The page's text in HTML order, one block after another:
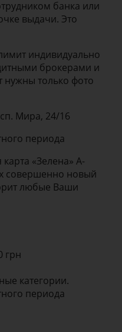
банка или
выдачи. Это
индивидуально
брокерами и
нужны только фото
Мира, 24/16
периода
«Зелена» А-
совершенно новый
любые Ваши
грн
категории.
периода